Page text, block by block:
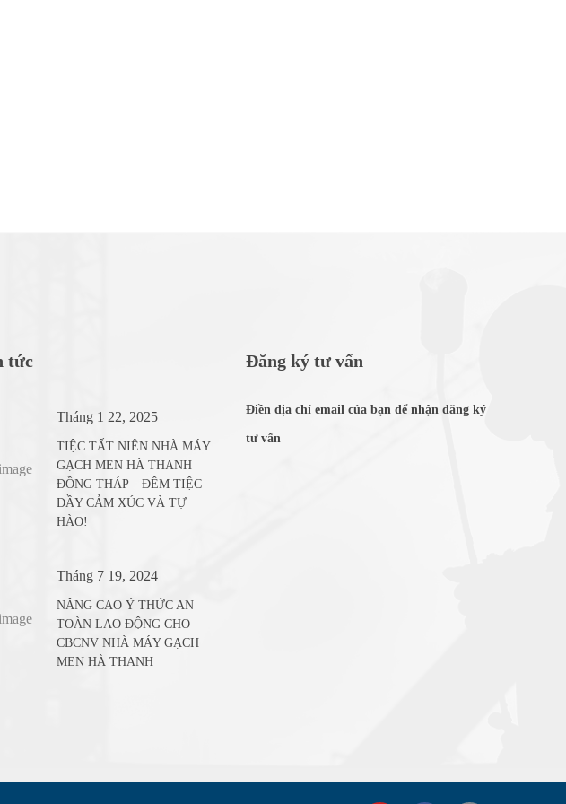
tức
Tháng 1 22, 2025
TIỆC TẤT NIÊN NHÀ MÁY
GẠCH MEN HÀ THANH
ĐỒNG THÁP – ĐÊM TIỆC
ĐẦY CẢM XÚC VÀ TỰ
HÀO!
Tháng 7 19, 2024
NÂNG CAO Ý THỨC AN
TOÀN LAO ĐỘNG CHO
CBCNV NHÀ MÁY GẠCH
MEN HÀ THANH
Đăng ký tư vấn
Điền địa chỉ email của bạn để nhận đăng ký
tư vấn